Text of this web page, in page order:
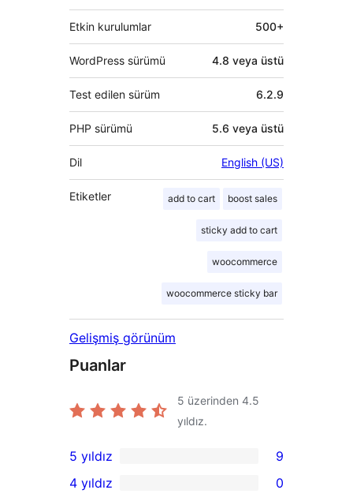
Etkin kurulumlar 500+
WordPress sürümü 4.8 veya üstü
Test edilen sürüm 6.2.9
PHP sürümü 5.6 veya üstü
Dil English (US)
Etiketler add to cart boost sales
sticky add to cart
woocommerce
woocommerce sticky bar
Gelişmiş görünüm
Puanlar
5 üzerinden 4.5
yıldız.
9
5
5 yıldız 9
4 yıldız 0